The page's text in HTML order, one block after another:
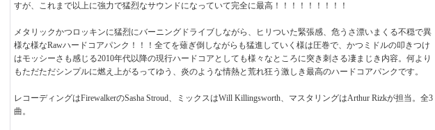
すが、これまで以上に強力で猛烈なサウンドになっていて完全に最高！！！！！！！！！
メタリックかつロッキンに猛烈にバーニングドライブしながら、ヒリついた緊張感、危うさ漂いまくる不穏で異
様な様なRawハードコアパンク！！！全てを薙ぎ倒しながらも猛進していく様は圧巻で、かつミドルの叩きつけ
はモッシーさも感じる2010年代以降の現行ハードコアとしても様々なところに突き刺さる凄まじき内容。何より
もただただシンプルに燃え上がるってゆう、炎のような情熱と荒れ狂う激しき最高のハードコアパンクです。
レコーディングはFirewalkerのSasha Stroud、ミックスはWill Killingsworth、マスタリングはArthur Rizkが担当。全3
曲。